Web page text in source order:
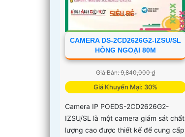
CAMERA DS-2CD2626G2-IZSU/SL
HỒNG NGOẠI 80M
Giá Bán: 9,840,000 ₫
Giá Khuyến Mại: 30%
Camera IP POEDS-2CD2626G2-
IZSU/SL là một camera giám sát chất
lượng cao được thiết kế để cung cấp